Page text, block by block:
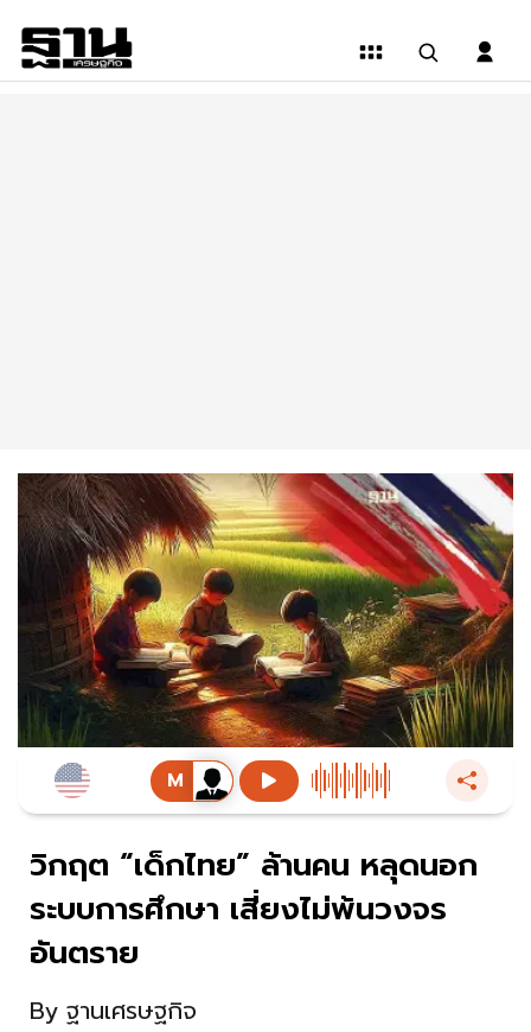
วิกฤต “เด็กไทย” ล้านคน หลุดนอก
ระบบการศึกษา เสี่ยงไม่พ้นวงจร
อันตราย
By ฐานเศรษฐกิจ